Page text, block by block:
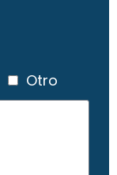
Otro